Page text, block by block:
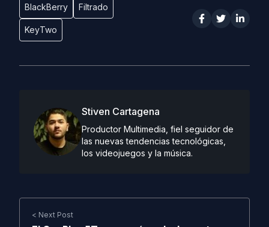
BlackBerry Filtrado
KeyTwo
Stiven Cartagena
Productor Multimedia, fiel seguidor de
las nuevas tendencias tecnológicas,
los videojuegos y la música.
< Next Post